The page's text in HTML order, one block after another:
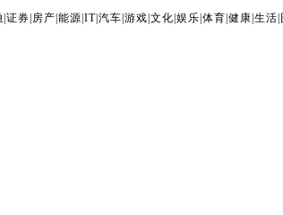
证券 房产 能源 IT| 汽车 游戏 文化 娱乐 体育 健康 生活